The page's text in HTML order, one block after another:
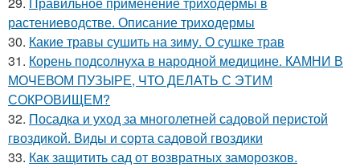
растениеводстве. Описание триходермы
30. Какие травы сушить на зиму. О сушке трав
31. Корень подсолнуха в народной медицине. КАМНИ В
МОЧЕВОМ ПУЗЫРЕ, ЧТО ДЕЛАТЬ С ЭТИМ
СОКРОВИЩЕМ?
32. Посадка и уход за многолетней садовой перистой
гвоздикой. Виды и сорта садовой гвоздики
33. Как защитить сад от возвратных заморозков.